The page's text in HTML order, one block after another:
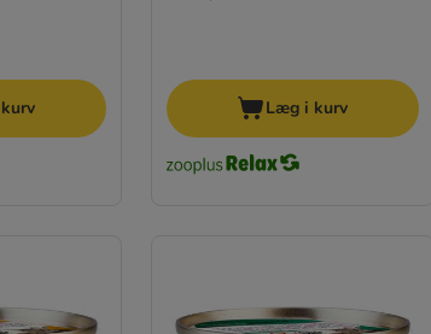
Læg i kurv